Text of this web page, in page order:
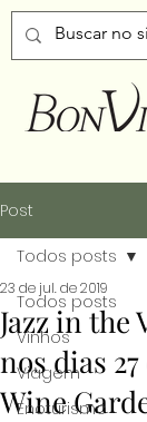
Post
Todos posts
Vinhos
Viagem
Enoturismo
Todos posts
Jazz in the
nos dias
Wine
23 de jul. de 2019